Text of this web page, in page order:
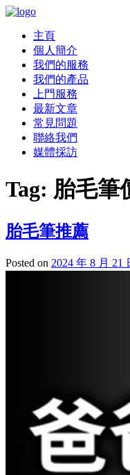
主頁
個人簡介
我們的服務
我們的產品
上門服務
最新文章
常見問題
聯絡我們
媒體採訪
Tag: 胎毛筆
胎毛筆推薦
Posted on 2024 年 8 月 21